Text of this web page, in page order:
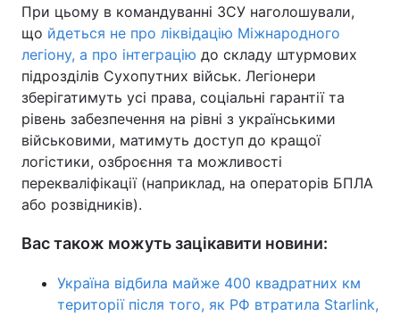
При цьому в командуванні ЗСУ наголошували,
що йдеться не про ліквідацію Міжнародного
легіону, а про інтеграцію до складу штурмових
підрозділів Сухопутних військ. Легіонери
зберігатимуть усі права, соціальні гарантії та
рівень забезпечення на рівні з українськими
військовими, матимуть доступ до кращої
логістики, озброєння та можливості
перекваліфікації (наприклад, на операторів БПЛА
або розвідників).
Вас також можуть зацікавити новини:
Україна відбила майже 400 квадратних км
території після того, як РФ втратила Starlink,